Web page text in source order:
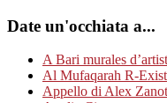
Date un'occhiata a...
A Bari murales
Al Mufaqarah R-Exist
Appello di Alex